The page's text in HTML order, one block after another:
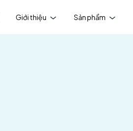
Giới thiệu Sản phẩm